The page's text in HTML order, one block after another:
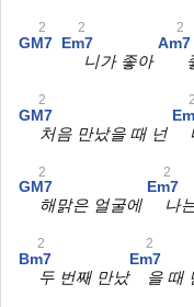
GM7
2
Em7
2
니가 좋아
Am7
2
GM7
2
처음 만났을 때 넌
2
GM7
2
해맑은 얼굴에
Em7
2
나
Bm7
2
두 번째 만났
Em7
2
을 때